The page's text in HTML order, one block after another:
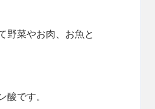
野菜やお肉、お魚と
です。